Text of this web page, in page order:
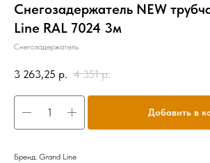
Снегозадержатель NEW
Line RAL 7024 3м
Снегозадержатель
3 263,25 р. 4 351 р.
Добавить в
Бренд: Grand Line